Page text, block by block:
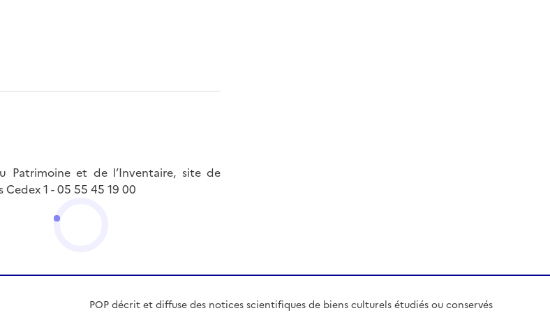
Patrimoine et de l’Inventaire, site de
Cedex 1 - 05 55 45 19 00
POP décrit et diffuse des notices scientifiques de biens culturels étudiés ou conservés